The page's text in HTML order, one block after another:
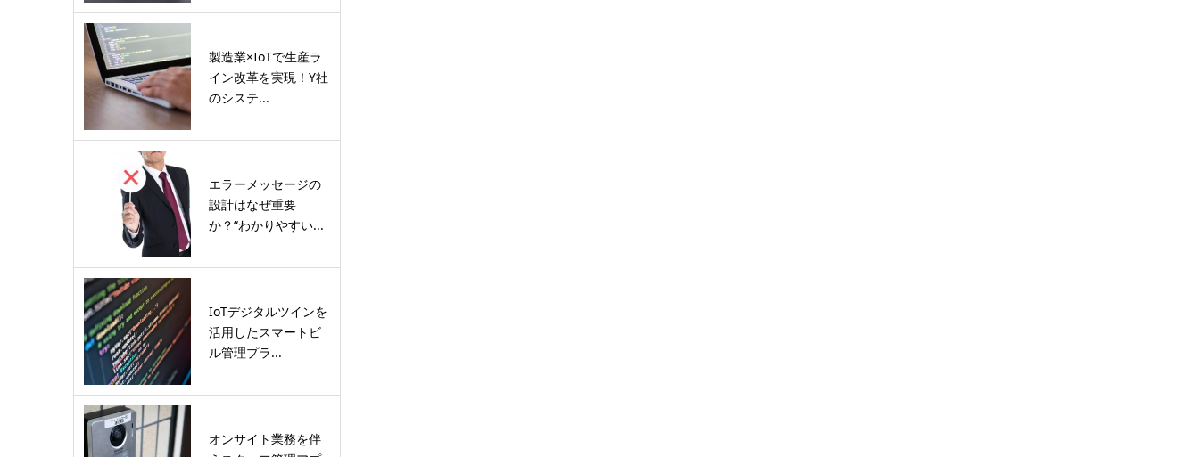
製造業×IoTで生産ラ
イン改革を実現！Y社
のシステ...
エラーメッセージの
設計はなぜ重要
か？“わかりやすい...
IoTデジタルツインを
活用したスマートビ
ル管理プラ...
オンサイト業務を伴